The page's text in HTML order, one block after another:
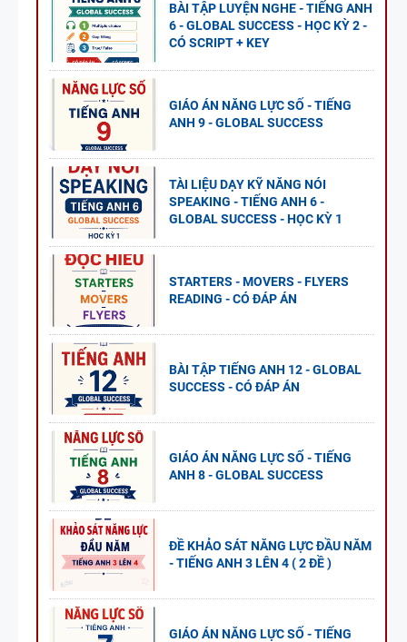
BÀI TẬP LUYỆN NGHE - TIẾNG ANH
6 - GLOBAL SUCCESS - HỌC KỲ 2 -
CÓ SCRIPT + KEY
GIÁO ÁN NĂNG LỰC SỐ - TIẾNG
ANH 9 - GLOBAL SUCCESS
TÀI LIỆU DẠY KỸ NĂNG NÓI
SPEAKING - TIẾNG ANH 6 -
GLOBAL SUCCESS - HỌC KỲ 1
STARTERS - MOVERS - FLYERS
READING - CÓ ĐÁP ÁN
BÀI TẬP TIẾNG ANH 12 - GLOBAL
SUCCESS - CÓ ĐÁP ÁN
GIÁO ÁN NĂNG LỰC SỐ - TIẾNG
ANH 8 - GLOBAL SUCCESS
ĐỀ KHẢO SÁT NĂNG LỰC ĐẦU NĂM
- TIẾNG ANH 3 LÊN 4 ( 2 ĐỀ )
GIÁO ÁN NĂNG LỰC SỐ - TIẾNG